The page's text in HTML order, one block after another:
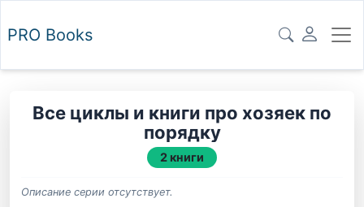
PRO Books
Все циклы и книги про хозяек по
порядку
2 книги
Описание серии отсутствует.